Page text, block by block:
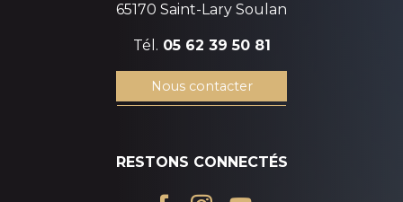
65170 Saint-Lary Soulan
Tél. 05 62 39 50 81
Nous contacter
RESTONS CONNECTÉS